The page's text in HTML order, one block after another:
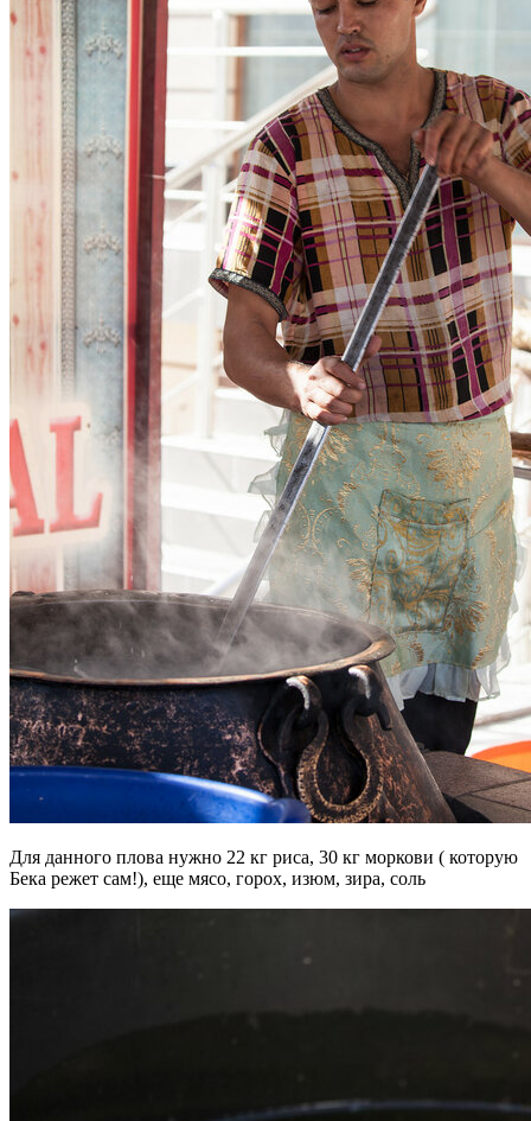
Для данного плова нужно 22 кг риса, 30 кг моркови ( которую
Бека режет сам!), еще мясо, горох, изюм, зира, соль